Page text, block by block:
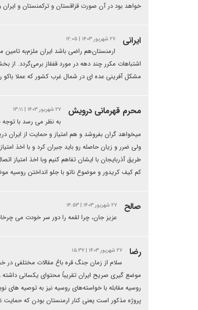
خواهد بود در آن صورت قزاقستان و ترکمنستان و ایران
ایرانی ۲۷ شهریور ۱۴۰۳ | ۱۲:۰۵
ارمنستان‌هم راضی باشد ایران ملزم‌به
اشتباهات مکرر چند دهه در مورد قفقاز برمی‌گردد. از
مشکل آفرینی عده ای در شمال غرب کشور که عملا باکو
محرم قهرمانی درویش ۲۷ شهریور ۱۴۰۳ | ۱۳:۱۱
به نظر می رسد با
میخواهد گران بفروشد و هم امتیاز و حمایت از ایران
ولی ضرر و زیان حاصله رو باید جبران کرد و با اخذ
طریق آذربایجان با ایشان تفاهم کنیم وبا اخذ امتیاز
کم کیف کریدور و موضوع ناتو با جلو انداختن روسیه
صالح ۲۷ شهریور ۱۴۰۳ | ۱۴:۵۳
عزیز جان، چرا لقمه را دور سر خودت می
رضا ۲۷ شهریور ۱۴۰۳ | ۱۵:۳۷
سلام از زمان جنگ قره باغ مقالات مختلفی در
موضع گیری صریح ایران تقریباً محتوای یکسانی داشته
روسیه مقابله با خواسته‌های روسیه نیز به توصیه های
پروژه مذکور است یعنی کنار ارمنستان بودن که حمایت